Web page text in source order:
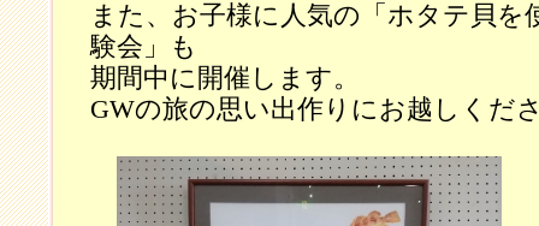
また、お子様に人気の「ホタテ貝を
験会」も
期間中に開催します。
GWの旅の思い出作りにお越しくだ